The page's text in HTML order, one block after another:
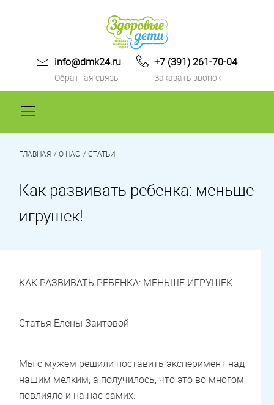
info@dmk24.ru
Обратная связь
+7 (391) 261-70-04
Заказать звонок
АКЦИИ И НОВОСТИ
ОТЗЫВЫ
ГЛАВНАЯ О НАС СТАТЬИ
Как развивать ребенка: меньше
игрушек!
КАК РАЗВИВАТЬ РЕБЁНКА: МЕНЬШЕ ИГРУШЕК
Статья Елены Заитовой
Мы с мужем решили поставить эксперимент над
нашим мелким, а получилось, что это во многом
повлияло и на нас самих.